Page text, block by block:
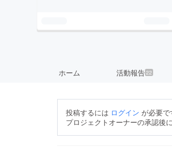
ホーム 活動報告22
投稿するには ログイン が必要で
プロジェクトオーナーの承認後